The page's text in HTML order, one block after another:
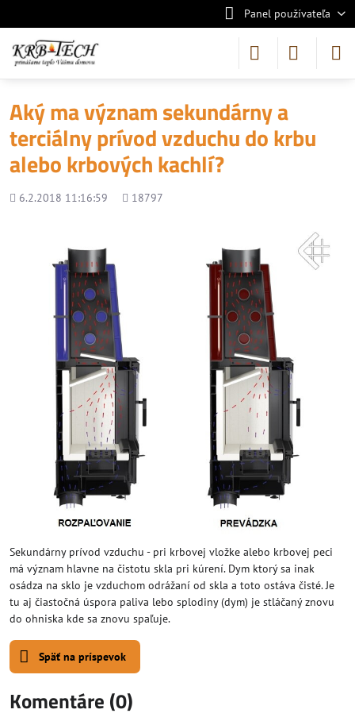
Panel používateľa
Aký ma význam sekundárny a
terciálny prívod vzduchu do krbu
alebo krbových kachlí?
Pridané
6.2.2018 11:16:59
Počet
18797
Sekundárny prívod vzduchu - pri krbovej vložke alebo krbovej peci
má význam hlavne na čistotu skla pri kúrení. Dym ktorý sa inak
osádza na sklo je vzduchom odrážaní od skla a toto ostáva čisté. Je
tu aj čiastočná úspora paliva lebo splodiny (dym) je stláčaný znovu
do ohniska kde sa znovu spaľuje.
Späť na príspevok
Komentáre (0)